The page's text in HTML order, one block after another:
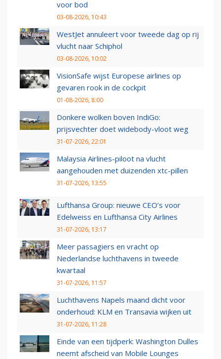
voor bod
03-08-2026, 10:43
WestJet annuleert voor tweede dag op rij
vlucht naar Schiphol
03-08-2026, 10:02
VisionSafe wijst Europese airlines op
gevaren rook in de cockpit
01-08-2026, 8:00
Donkere wolken boven IndiGo:
prijsvechter doet widebody-vloot weg
31-07-2026, 22:01
Malaysia Airlines-piloot na vlucht
aangehouden met duizenden xtc-pillen
31-07-2026, 13:55
Lufthansa Group: nieuwe CEO’s voor
Edelweiss en Lufthansa City Airlines
31-07-2026, 13:17
Meer passagiers en vracht op
Nederlandse luchthavens in tweede
kwartaal
31-07-2026, 11:57
Luchthavens Napels maand dicht voor
onderhoud: KLM en Transavia wijken uit
31-07-2026, 11:28
Einde van een tijdperk: Washington Dulles
neemt afscheid van Mobile Lounges